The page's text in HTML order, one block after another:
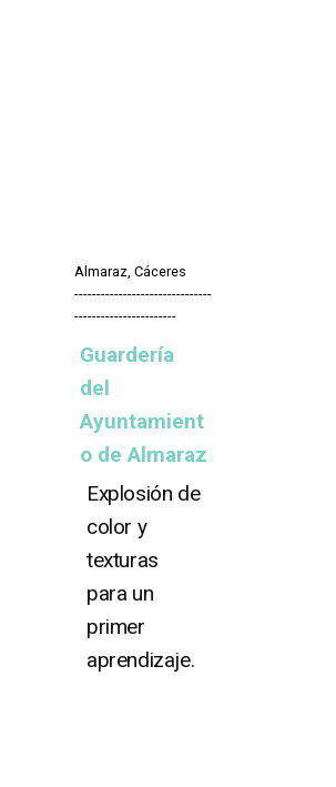
Almaraz, Cáceres
-------------------------------
-----------------------
Guardería
del
Ayuntamient
o de Almaraz
Explosión de
color y
texturas
para un
primer
aprendizaje.